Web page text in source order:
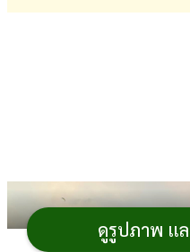
ดูรูปภาพ แ
ดู
หนัง